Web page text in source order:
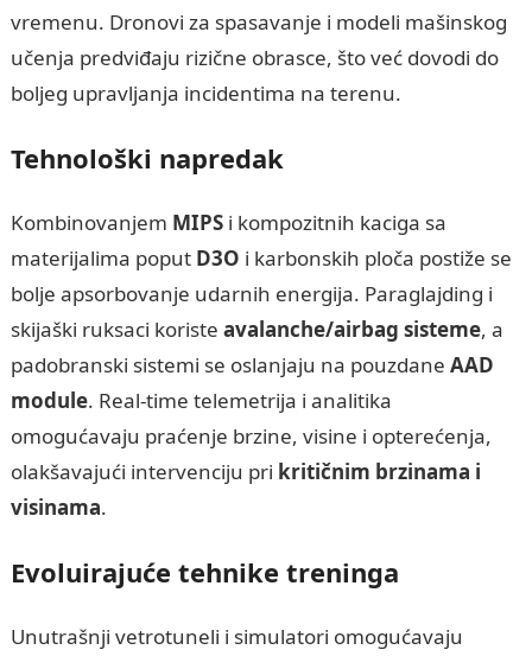
vremenu. Dronovi za spasavanje i modeli mašinskog
učenja predviđaju rizične obrasce, što već dovodi do
boljeg upravljanja incidentima na terenu.
Tehnološki napredak
Kombinovanjem MIPSi kompozitnih kaciga sa
materijalima poput D3O i karbonskih ploča postiže se
bolje apsorbovanje udarnih energija. Paraglajding i
skijaški ruksaci koriste avalanche/airbag sisteme, a
padobranski sistemi se oslanjaju na pouzdane AAD
module. Real‑time telemetrija i analitika
omogućavaju praćenje brzine, visine i opterećenja,
olakšavajući intervenciju pri kritičnim brzinama i
visinama.
Evoluirajuće tehnike treninga
Unutrašnji vetrotuneli i simulatori omogućavaju